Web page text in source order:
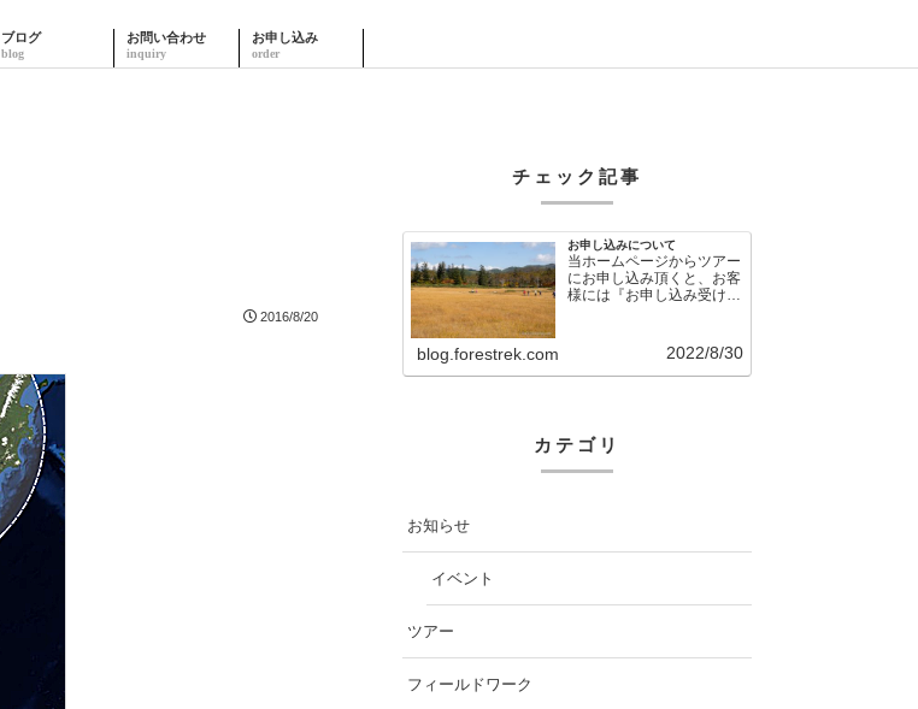
ブログ お問い合わせ お申し込み
2016/8/20
チェック記事
お申し込みについて
当ホームページからツアー
にお申し込み頂くと、お客
様には『お申し込み受け付
blog.forestrek.com 2022/8/30
カテゴリ
お知らせ
イベント
ツアー
フィールドワーク